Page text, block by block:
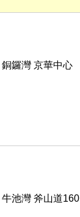
銅鑼灣 京華中心
牛池灣 斧山道160